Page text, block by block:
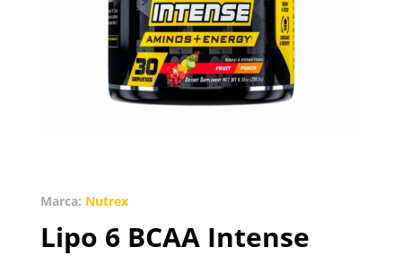
Marca: Nutrex
Lipo 6 BCAA Intense